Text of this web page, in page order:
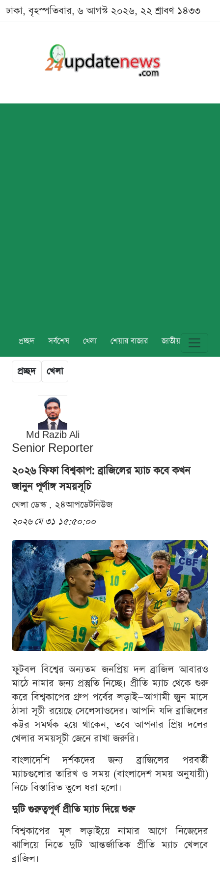
ঢাকা, বৃহস্পতিবার, ৬ আগস্ট ২০২৬, ২২ শ্রাবণ ১৪৩৩
প্রচ্ছদ সর্বশেষ খেলা শেয়ার বাজার জাতীয় বিশ্ব
প্রচ্ছদ খেলা
Md Razib Ali
Senior Reporter
২০২৬ ফিফা বিশ্বকাপ: ব্রাজিলের ম্যাচ কবে কখন
জানুন পূর্ণাঙ্গ সময়সূচি
খেলা ডেস্ক . ২৪আপডেটনিউজ
২০২৬ মে ৩১ ১৫:৫০:০০
ফুটবল বিশ্বের অন্যতম জনপ্রিয় দল ব্রাজিল আবারও
মাঠে নামার জন্য প্রস্তুতি নিচ্ছে। প্রীতি ম্যাচ থেকে শুরু
করে বিশ্বকাপের গ্রুপ পর্বের লড়াই—আগামী জুন মাসে
ঠাসা সূচী রয়েছে সেলেসাওদের। আপনি যদি ব্রাজিলের
কট্টর সমর্থক হয়ে থাকেন, তবে আপনার প্রিয় দলের
খেলার সময়সূচী জেনে রাখা জরুরি।
বাংলাদেশি দর্শকদের জন্য ব্রাজিলের পরবর্তী
ম্যাচগুলোর তারিখ ও সময় (বাংলাদেশ সময় অনুযায়ী)
নিচে বিস্তারিত তুলে ধরা হলো।
দুটি গুরুত্বপূর্ণ প্রীতি ম্যাচ দিয়ে শুরু
বিশ্বকাপের মূল লড়াইয়ে নামার আগে নিজেদের
ঝালিয়ে নিতে দুটি আন্তর্জাতিক প্রীতি ম্যাচ খেলবে
ব্রাজিল।